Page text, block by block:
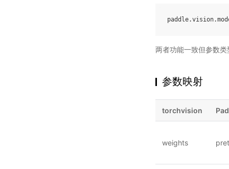
paddle.vision.
两者功能一致但参数
参数映射
torchvision
weights